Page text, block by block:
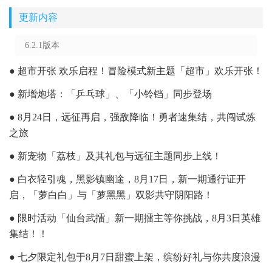
更新内容
6.2.1版本
● 超市开张 欢乐启程！冒险模式新主题「超市」欢乐开张！
● 新增炮塔：「乒乓球」、「小铃铛」同步登场
● 8月24日，远征再启，强敌降临！勇者速集结，共闯试炼
之旅
● 新宠物「荔枝」及其礼包与远征主题同步上线！
● 白衣轻引魂，黑影镇幽途，8月17日，新一期通行证开
启，「萝白白」与「萝黑黑」双影共守阴阳路！
● 限时活动「仙台武擂」新一期擂主等你挑战，8月3日英雄
集结！！
● 七夕限定礼包于8月7日甜蜜上架，缤纷好礼与你共度浪漫